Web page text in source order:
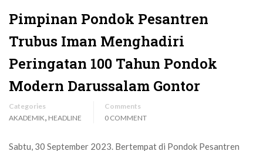
Pimpinan Pondok Pesantren
Trubus Iman Menghadiri
Peringatan 100 Tahun Pondok
Modern Darussalam Gontor
Categories
AKADEMIK, HEADLINE
Comments
0 COMMENT
Sabtu, 30 September 2023. Bertempat di Pondok Pesantren